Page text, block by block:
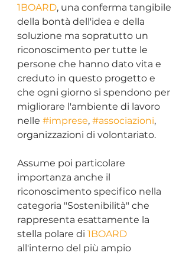
1BOARD, una conferma tangibile
della bontà dell'idea e della
soluzione ma sopratutto un
riconoscimento per tutte le
persone che hanno dato vita e
creduto in questo progetto e
che ogni giorno si spendono per
migliorare l'ambiente di lavoro
nelle #imprese, #associazioni,
organizzazioni di volontariato.
Assume poi particolare
importanza anche il
riconoscimento specifico nella
categoria "Sostenibilità" che
rappresenta esattamente la
stella polare di 1BOARD
all'interno del più ampio